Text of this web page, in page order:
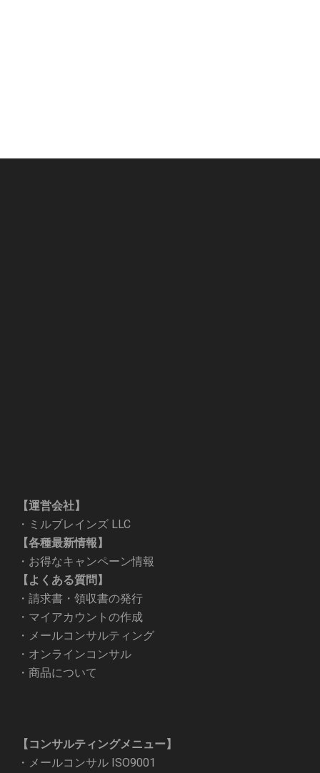
【運営会社】
・ ミルブレインズ LLC
【各種最新情報】
・ お得なキャンペーン情報
【よくある質問】
・ 請求書・領収書の発行
・ マイアカウントの作成
・ メールコンサルティング
・ オンラインコンサル
・ 商品について
【コンサルティングメニュー】
・ メールコンサル ISO9001